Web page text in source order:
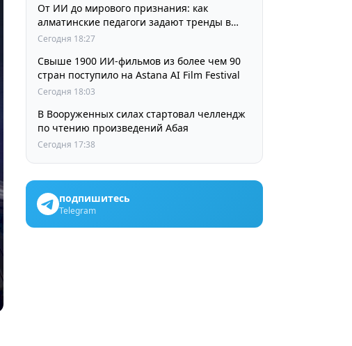
От ИИ до мирового признания: как
алматинские педагоги задают тренды в
изучении языков
Сегодня 18:27
Свыше 1900 ИИ-фильмов из более чем 90
стран поступило на Astana AI Film Festival
Сегодня 18:03
В Вооруженных силах стартовал челлендж
по чтению произведений Абая
Сегодня 17:38
подпишитесь
Telegram